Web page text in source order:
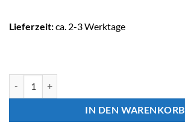
Lieferzeit:ca. 2-3 Werktage
IN DEN WARENKORB